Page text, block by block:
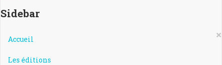
Sidebar
×
Accueil
Les éditions